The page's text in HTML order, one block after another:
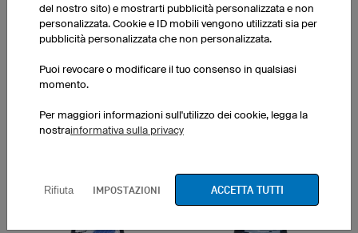
Montagne
del nostro sito) e mostrarti pubblicità personalizzata e non
personalizzata. Cookie e ID mobili vengono utilizzati sia per
pubblicità personalizzata che non personalizzata.
Puoi revocare o modificare il tuo consenso in qualsiasi
momento.
Per maggiori informazioni sull'utilizzo dei cookie, legga la
nostrainformativa sulla privacy
Rifiuta IMPOSTAZIONI ACCETTA TUTTI